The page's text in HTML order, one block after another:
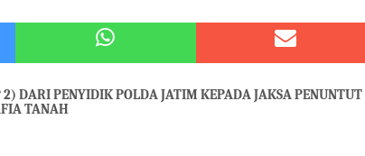
DARI PENYIDIK POLDA JATIM KEPADA JAKSA PENUNTUT
TANAH